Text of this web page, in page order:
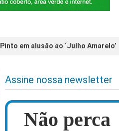
em alusão ao ‘Julho Amarelo’
Assine nossa newsletter
Não perca